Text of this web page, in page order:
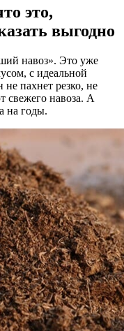
это,
выгодно
навоз». Это уже
с идеальной
пахнет резко, не
свежего навоза. А
на годы.